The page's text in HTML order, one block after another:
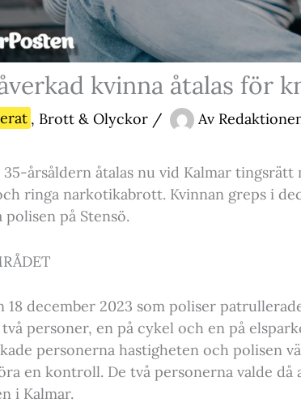
kvinna åtalas för
, Brott & Olyckor / Av
35-årsåldern åtalas nu vid Kalmar
ringa narkotikabrott. Kvinnan greps i
på Stensö.
18 december 2023 som poliser
personer, en på cykel och en på
personerna hastigheten och polisen
en kontroll. De två personerna valde då
i Kalmar.